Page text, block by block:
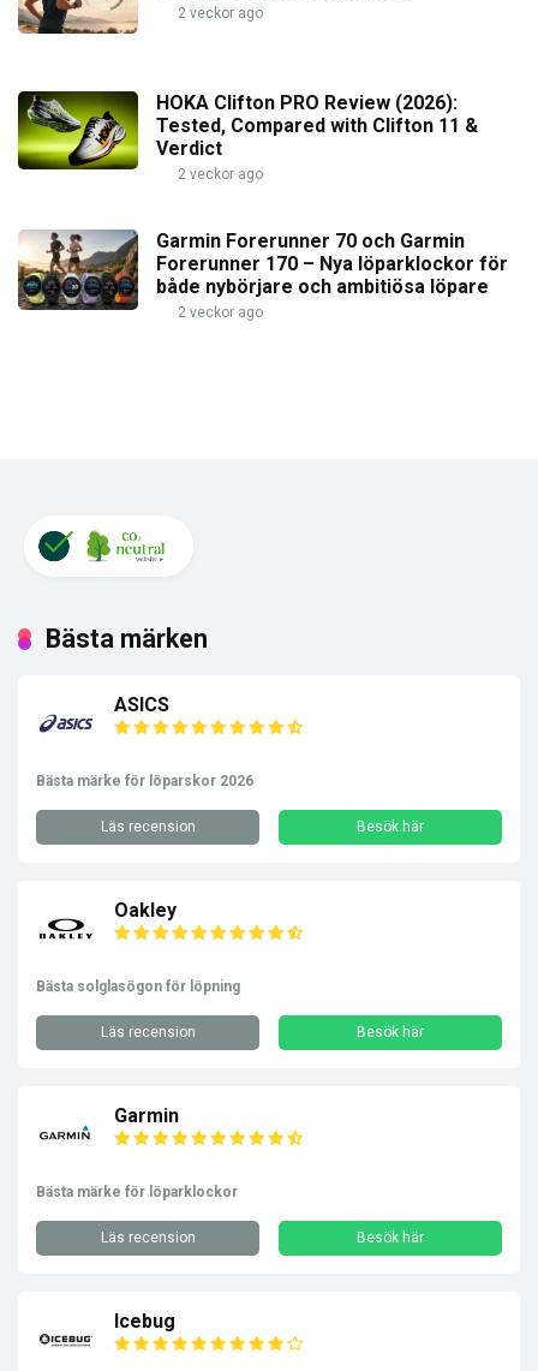
2 veckor ago
HOKA Clifton PRO Review (2026):
Tested, Compared with Clifton 11 &
Verdict
2 veckor ago
Garmin Forerunner 70 och Garmin
Forerunner 170 – Nya löparklockor för
både nybörjare och ambitiösa löpare
2 veckor ago
Bästa märken
ASICS
Bästa märke för löparskor 2026
Läs recension Besök här
Oakley
Bästa solglasögon för löpning
Läs recension Besök här
Garmin
Bästa märke för löparklockor
Läs recension Besök här
Icebug